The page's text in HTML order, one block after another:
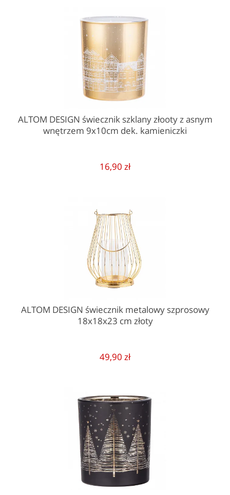
ALTOM DESIGN świecznik szklany złooty z asnym
wnętrzem 9x10cm dek. kamieniczki
16,90 zł
ALTOM DESIGN świecznik metalowy szprosowy
18x18x23 cm złoty
49,90 zł